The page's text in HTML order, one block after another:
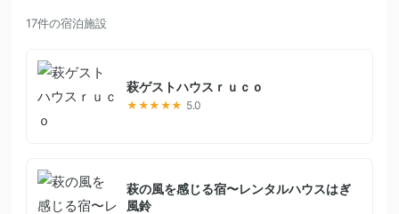
17件の宿泊施設
萩ゲストハウスｒｕｃｏ
★★★★★ 5.0
萩の風を感じる宿〜レンタルハウスはぎ
風鈴